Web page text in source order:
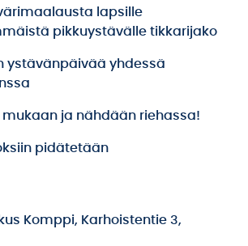
lapsille
pikkuystävälle tikkarijako
ystävänpäivää yhdessä
ja nähdään riehassa!
pidätetään
Komppi, Karhoistentie 3,